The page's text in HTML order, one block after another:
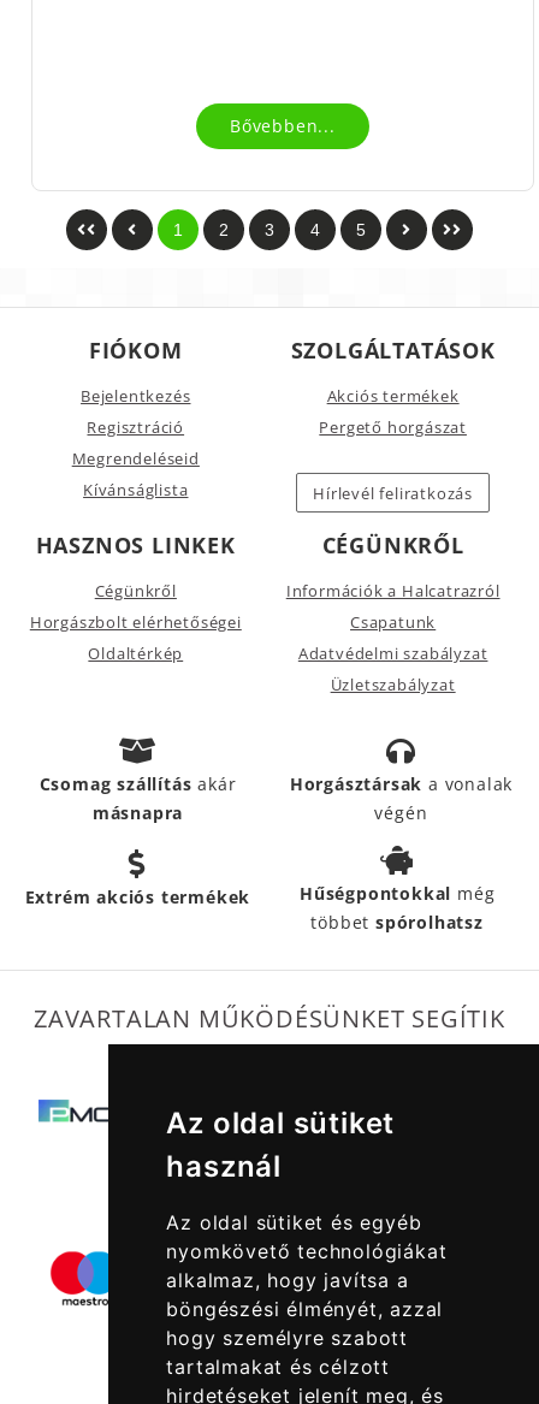
Az oldal sütiket
használ
Az oldal sütiket és egyéb
nyomkövető technológiákat
alkalmaz, hogy javítsa a
böngészési élményét, azzal
hogy személyre szabott
tartalmakat és célzott
hirdetéseket jelenít meg, és
Bővebben...
1 2 3 4 5
FIÓKOM
Bejelentkezés
Regisztráció
Megrendeléseid
Kívánságlista
SZOLGÁLTATÁSOK
Akciós termékek
Pergető horgászat
Hírlevél feliratkozás
HASZNOS LINKEK
Cégünkről
Horgászbolt elérhetőségei
Oldaltérkép
CÉGÜNKRŐL
Információk a Halcatrazról
Csapatunk
Adatvédelmi szabályzat
Üzletszabályzat
Csomag szállításakár
másnapra
Horgásztársak a vonalak
végén
Extrém akciós termékek Hűségpontokkal még
többetspórolhatsz
ZAVARTALAN MŰKÖDÉSÜNKET SEGÍTIK